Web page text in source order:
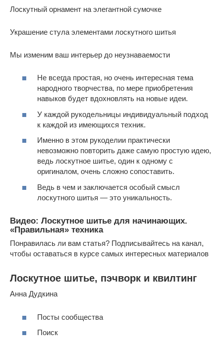
Лоскутный орнамент на элегантной сумочке
Украшение стула элементами лоскутного шитья
Мы изменим ваш интерьер до неузнаваемости
Не всегда простая, но очень интересная тема
народного творчества, по мере приобретения
навыков будет вдохновлять на новые идеи.
У каждой рукодельницы индивидуальный подход
к каждой из имеющихся техник.
Именно в этом рукоделии практически
невозможно повторить даже самую простую идею,
ведь лоскутное шитье, один к одному с
оригиналом, очень сложно сопоставить.
Ведь в чем и заключается особый смысл
лоскутного шитья — это уникальность.
Видео: Лоскутное шитье для начинающих.
«Правильная» техника
Понравилась ли вам статья? Подписывайтесь на канал,
чтобы оставаться в курсе самых интересных материалов
Лоскутное шитье, пэчворк и квилтинг
Анна Дудкина
Посты сообщества
Поиск